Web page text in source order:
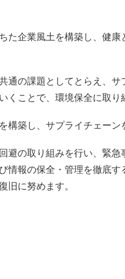
た企業風土を構築し、健
通の課題としてとらえ、
ことで、環境保全に取り
構築し、サプライチェーン
避の取り組みを行い、緊
情報の保全・管理を徹底
旧に努めます。